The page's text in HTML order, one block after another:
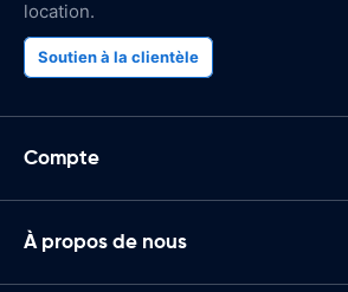
location.
Soutien à la clientèle
Compte
À propos de nous